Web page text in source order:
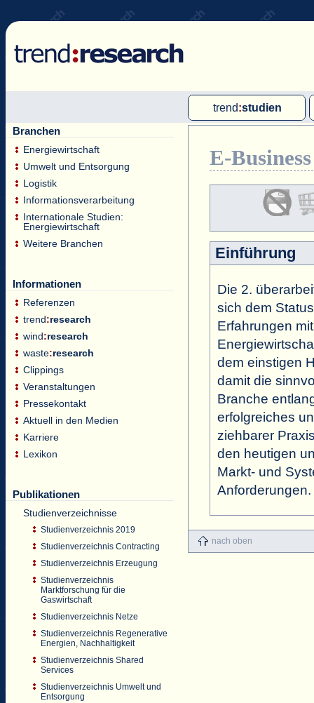
trend:studien
Single-Client-Studien
Branchen
Energiewirtschaft
Umwelt und Entsorgung
Logistik
Informationsverarbeitung
Internationale Studien:
Energiewirtschaft
Weitere Branchen
Informationen
Referenzen
trend:research
wind:research
waste:research
Clippings
Veranstaltungen
Pressekontakt
Aktuell in den Medien
Karriere
Lexikon
Publikationen
Studienverzeichnisse
Studienverzeichnis 2019
Studienverzeichnis Contracting
Studienverzeichnis Erzeugung
Studienverzeichnis
Marktforschung für die
Gaswirtschaft
Studienverzeichnis Netze
Studienverzeichnis Regenerative
Energien, Nachhaltigkeit
Studienverzeichnis Shared
Services
Studienverzeichnis Umwelt und
Entsorgung
E-
Einführung
Die 2.
sich dem
Erfahrungen
dem einstigen
damit die
Branche
erfolgreiches
ziehbarer
den heutigen
Markt- und
Anforderungen.
nach oben